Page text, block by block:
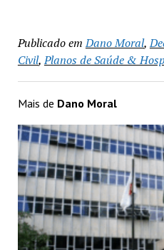
Publicado em Dano Moral,
Civil,Planos de Saúde &
Mais de Dano Moral